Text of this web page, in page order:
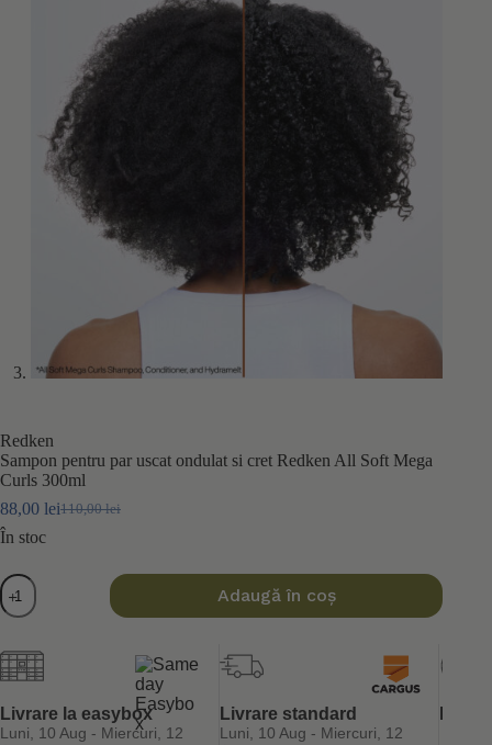
Redken
Sampon pentru par uscat ondulat si cret Redken All Soft Mega
Curls 300ml
110,00lei
Prețul
88,00 leiPrețul
88,00 lei.
În stoc
Cantitate
Sampon
pentru
uscat
ondulat
cret
Redken
Adaugă în coș
Livrare la easybox
Luni, 10 Aug - Miercuri, 12
Livrare standard
Luni, 10 Aug - Miercuri, 12